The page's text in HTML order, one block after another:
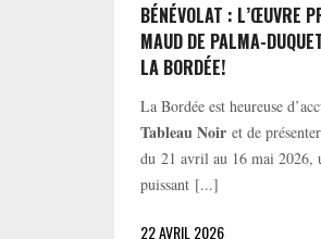
BÉNÉVOLAT : L’ŒUVRE
MAUD DE PALMA-
LA BORDÉE!
La Bordée est heureuse
Tableau Noir et de
du 21 avril au 16 mai 2026,
puissant [...]
22 AVRIL 2026